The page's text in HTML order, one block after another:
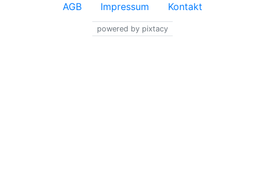
AGB Impressum Kontakt
powered by pixtacy